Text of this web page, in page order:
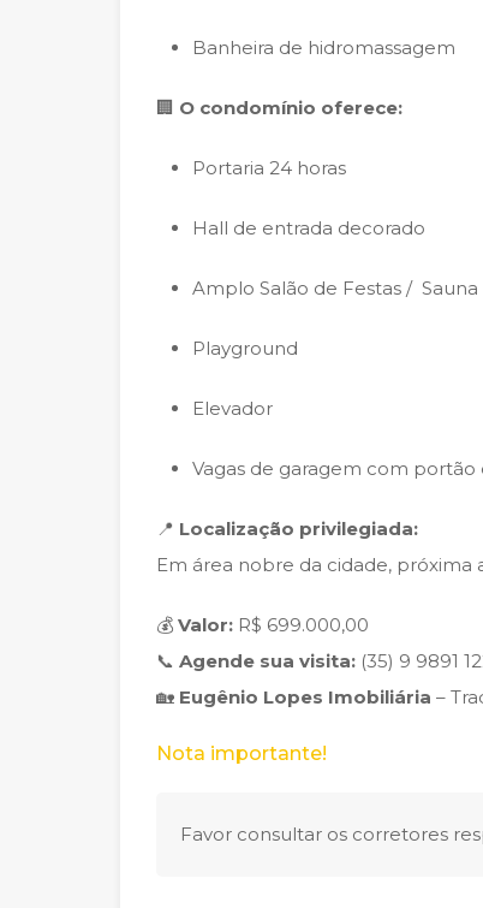
Banheira de hidromassagem
🏢 O condomínio oferece:
Portaria 24 horas
Hall de entrada decorado
Amplo Salão de Festas / Sauna
Playground
Elevador
Vagas de garagem com
📍 Localização privilegiada:
Em área nobre da cidade, próxima
💰 Valor: R$ 699.000,00
📞 Agende sua visita: (35) 9 9891
🏡 Eugênio Lopes Imobiliária –
Nota importante!
Favor consultar os corretores